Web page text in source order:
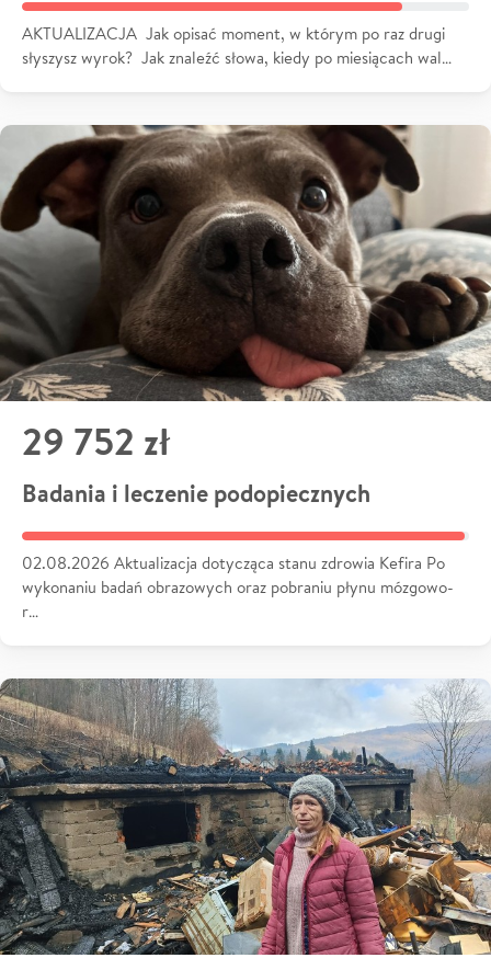
AKTUALIZACJA Jak opisać moment, w którym po raz drugi
słyszysz wyrok? Jak znaleźć słowa, kiedy po miesiącach wal…
29 752 zł
Badania i leczenie podopiecznych
02.08.2026 Aktualizacja dotycząca stanu zdrowia Kefira Po
wykonaniu badań obrazowych oraz pobraniu płynu mózgowo-
r…